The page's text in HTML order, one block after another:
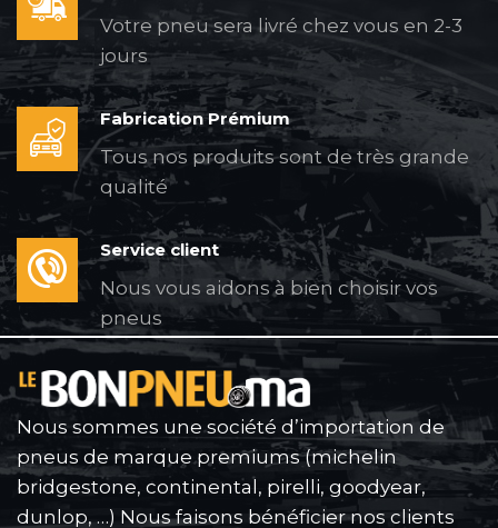
Votre pneu sera livré chez vous en 2-3
jours
Fabrication Prémium
Tous nos produits sont de très grande
qualité
Service client
Nous vous aidons à bien choisir vos
pneus
Nous sommes une société d’importation de
pneus de marque premiums (michelin
bridgestone, continental, pirelli, goodyear,
dunlop, …) Nous faisons bénéficier nos clients